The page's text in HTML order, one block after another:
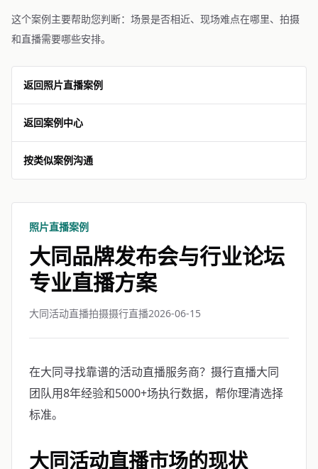
这个案例主要帮助您判断：场景是否相近、现场难点在哪里、拍摄
和直播需要哪些安排。
返回照片直播案例
返回案例中心
按类似案例沟通
照片直播案例
大同品牌发布会与行业论坛
专业直播方案
大同活动直播拍摄摄行直播2026-06-15
在大同寻找靠谱的活动直播服务商？摄行直播大同
团队用8年经验和5000+场执行数据，帮你理清选择
标准。
大同活动直播市场的现状